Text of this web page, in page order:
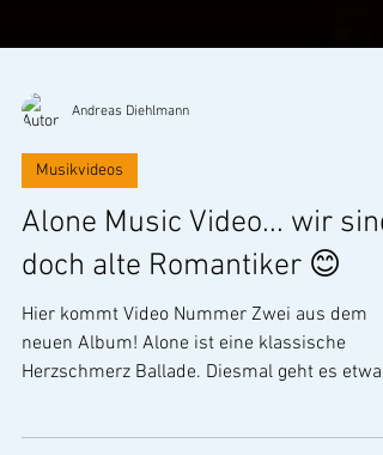
Andreas Diehlmann